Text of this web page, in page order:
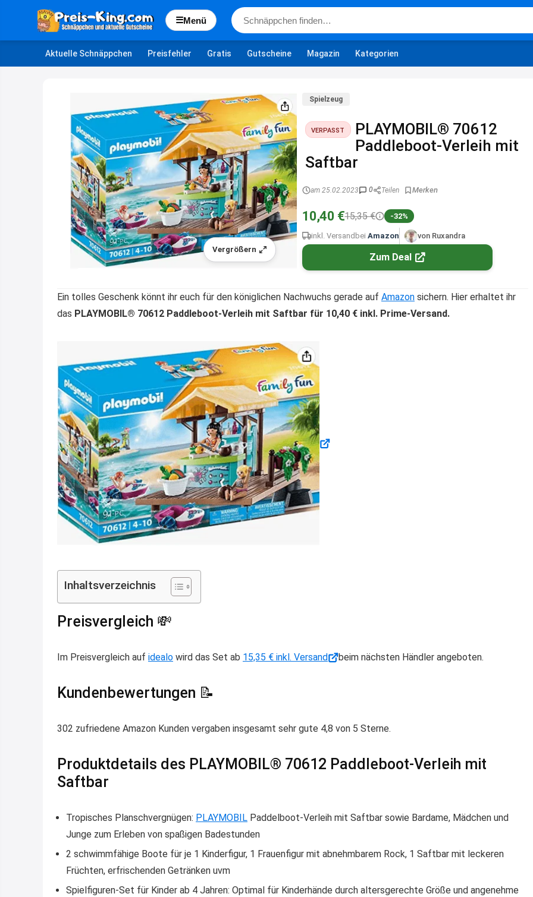
☰Menü
Aktuelle Schnäppchen Preisfehler Gratis Gutscheine Magazin Kategorien
Vergrößern
Spielzeug
VERPASST
PLAYMOBIL® 70612
Paddleboot-Verleih mit
Saftbar
am 25.02.2023 0 Teilen
10,40 €15,35 € -32%
inkl. Versand bei Amazon von Ruxandra
Zum Deal
Ein tolles Geschenk könnt ihr euch für den königlichen Nachwuchs gerade auf Amazon sichern. Hier erhaltet ihr
das PLAYMOBIL® 70612 Paddleboot-Verleih mit Saftbar für 10,40 € inkl. Prime-Versand.
Inhaltsverzeichnis
Preisvergleich 💸
Im Preisvergleich auf idealo wird das Set ab 15,35 € inkl. Versand beim nächsten Händler angeboten.
Kundenbewertungen 📝
302 zufriedene Amazon Kunden vergaben insgesamt sehr gute 4,8 von 5 Sterne.
Produktdetails des PLAYMOBIL® 70612 Paddleboot-Verleih mit
Saftbar
Tropisches Planschvergnügen: PLAYMOBIL Paddelboot-Verleih mit Saftbar sowie Bardame, Mädchen und
Junge zum Erleben von spaßigen Badestunden
2 schwimmfähige Boote für je 1 Kinderfigur, 1 Frauenfigur mit abnehmbarem Rock, 1 Saftbar mit leckeren
Früchten, erfrischenden Getränken uvm
Spielfiguren-Set für Kinder ab 4 Jahren: Optimal für Kinderhände durch altersgerechte Größe und angenehme